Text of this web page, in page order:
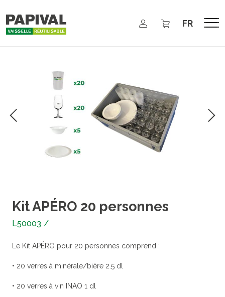
Select your
Kit APÉRO 20 personnes
L50003 /
Le Kit APÉRO pour 20 personnes comprend :
• 20 verres à minérale/bière 2.5 dl
• 20 verres à vin INAO 1 dl